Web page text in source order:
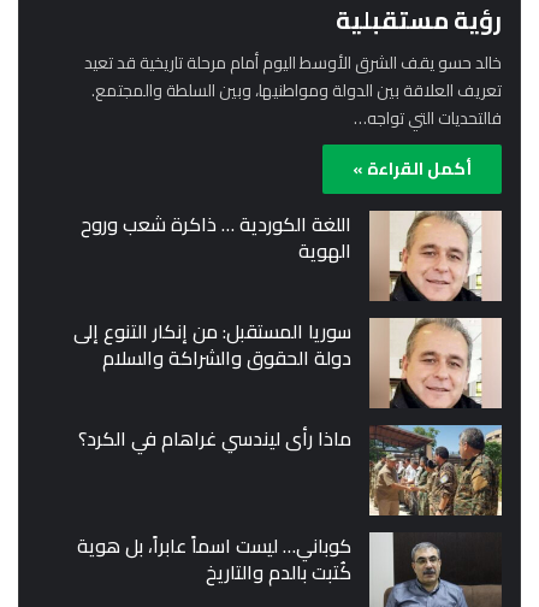
رؤية مستقبلية
خالد حسو يقف الشرق الأوسط اليوم أمام مرحلة تاريخية قد تعيد
تعريف العلاقة بين الدولة ومواطنيها، وبين السلطة والمجتمع.
فالتحديات التي تواجه…
أكمل القراءة »
اللغة الكوردية … ذاكرة شعب وروح
الهوية
سوريا المستقبل: من إنكار التنوع إلى
دولة الحقوق والشراكة والسلام
ماذا رأى ليندسي غراهام في الكرد؟
كوباني… ليست اسماً عابراً، بل هوية
كُتبت بالدم والتاريخ